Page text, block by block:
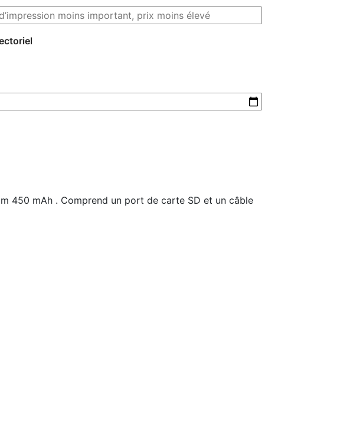
450 mAh . Comprend un port de carte SD et un câble